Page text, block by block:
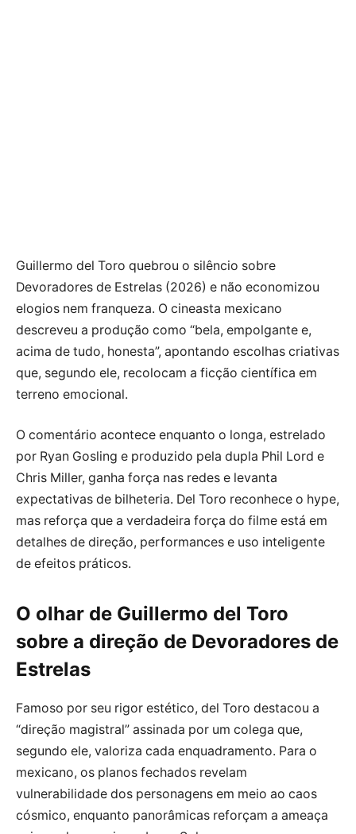
Guillermo del Toro quebrou o silêncio sobre
Devoradores de Estrelas (2026) e não economizou
elogios nem franqueza. O cineasta mexicano
descreveu a produção como “bela, empolgante e,
acima de tudo, honesta”, apontando escolhas criativas
que, segundo ele, recolocam a ficção científica em
terreno emocional.
O comentário acontece enquanto o longa, estrelado
por Ryan Gosling e produzido pela dupla Phil Lord e
Chris Miller, ganha força nas redes e levanta
expectativas de bilheteria. Del Toro reconhece o hype,
mas reforça que a verdadeira força do filme está em
detalhes de direção, performances e uso inteligente
de efeitos práticos.
O olhar de Guillermo del Toro
sobre a direção de Devoradores de
Estrelas
Famoso por seu rigor estético, del Toro destacou a
“direção magistral” assinada por um colega que,
segundo ele, valoriza cada enquadramento. Para o
mexicano, os planos fechados revelam
vulnerabilidade dos personagens em meio ao caos
cósmico, enquanto panorâmicas reforçam a ameaça